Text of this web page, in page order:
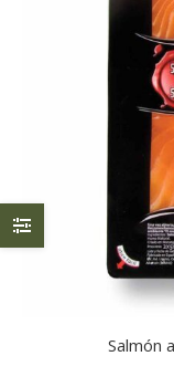
Salmón